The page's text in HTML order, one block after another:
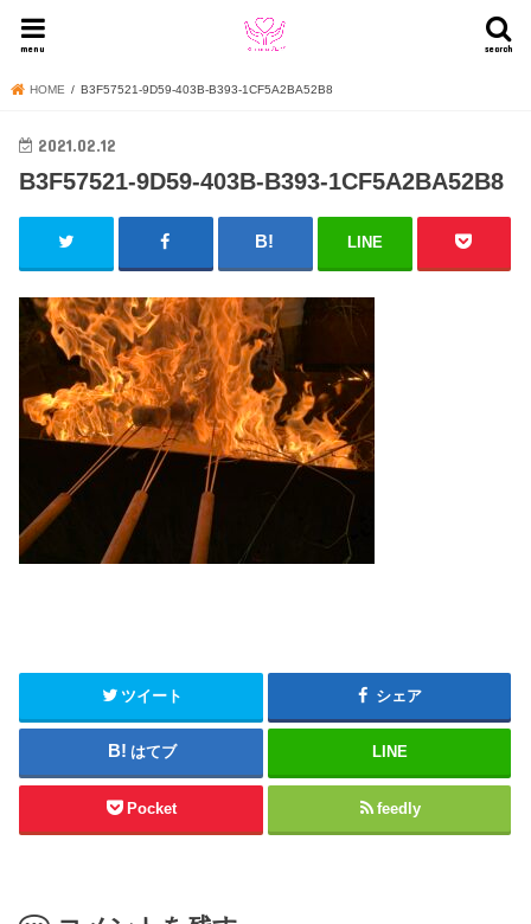
search
menu
HOME B3F57521-9D59-403B-B393-1CF5A2BA52B8
2021.02.12
B3F57521-9D59-403B-B393-1CF5A2BA52B8
LINE
ツイート シェア
はてブ LINE
Pocket feedly